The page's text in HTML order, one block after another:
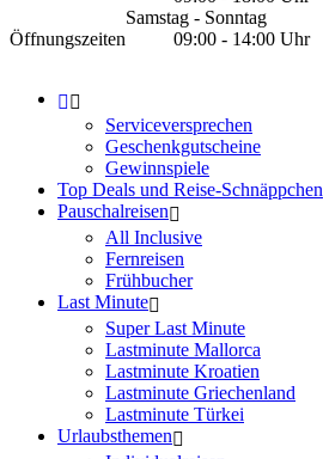
Öffnungszeiten
Samstag - Sonntag
09:00 - 14:00 Uhr
Serviceversprechen
Geschenkgutscheine
Gewinnspiele
Top Deals und Reise-Schnäppchen
Pauschalreisen
All Inclusive
Fernreisen
Frühbucher
Last Minute
Super Last Minute
Lastminute Mallorca
Lastminute Kroatien
Lastminute Griechenland
Lastminute Türkei
Urlaubsthemen